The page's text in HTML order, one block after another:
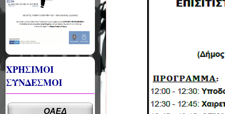
ΧΡΗΣΙΜΟΙ
ΣΥΝΔΕΣΜΟΙ
ΟΑΕΔ